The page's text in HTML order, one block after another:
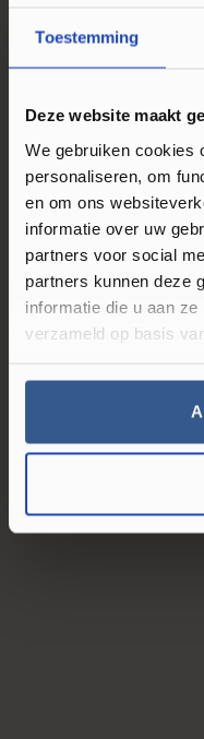
Toestemming
Deze website maakt
We gebruiken cookies
personaliseren, om
en om ons
informatie over uw
partners voor social
partners kunnen deze
informatie die u aan
verzameld op basis